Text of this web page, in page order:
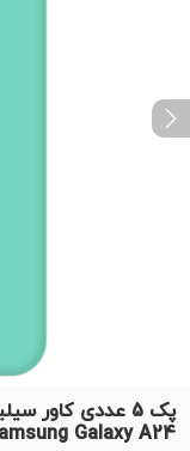
Previous
پک 5 عددی کاور
Galaxy A24